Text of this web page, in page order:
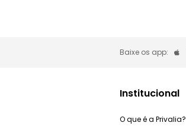
Baixe os app:
Institucional
O que é a Privalia?